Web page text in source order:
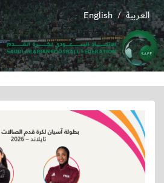
English / العربية